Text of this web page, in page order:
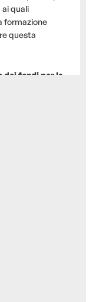
ai quali
formazione
questa
dei fondi per la